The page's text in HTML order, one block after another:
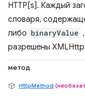
HTTP[s]. Каждый
словаря,
либо binaryValue
разрешены
метод
HttpMethod